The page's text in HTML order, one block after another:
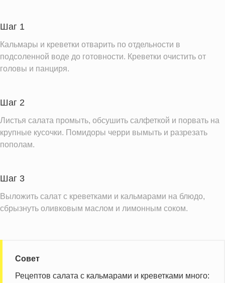
Пищевые волокна
Натрий
Кальций
94.4 мг
Железо
Насыщенные жиры
Добавленный сахар
1.2 ч.л.
Информация для одной порции
Шаг 1
Кальмары и креветки отварить по отдельности в
подсоленной воде до готовности. Креветки очистить от
головы и панциря.
Шаг 2
Листья салата промыть, обсушить салфеткой и порвать на
крупные кусочки. Помидоры черри вымыть и разрезать
пополам.
Шаг 3
Выложить салат с креветками и кальмарами на блюдо,
сбрызнуть оливковым маслом и лимонным соком.
Совет
Рецептов салата с кальмарами и креветками много: